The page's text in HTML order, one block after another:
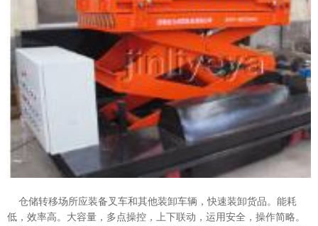
仓储转移场所应装备叉车和其他装卸车辆，快速装卸货品。能耗
低，效率高。大容量，多点操控，上下联动，运用安全，操作简略。